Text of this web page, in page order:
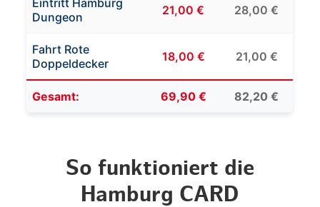
Eintritt Hamburg
Dungeon
21,00 € 28,00 €
Fahrt Rote
Doppeldecker
18,00 € 21,00 €
Gesamt: 69,90 € 82,20 €
So funktioniert die
Hamburg CARD